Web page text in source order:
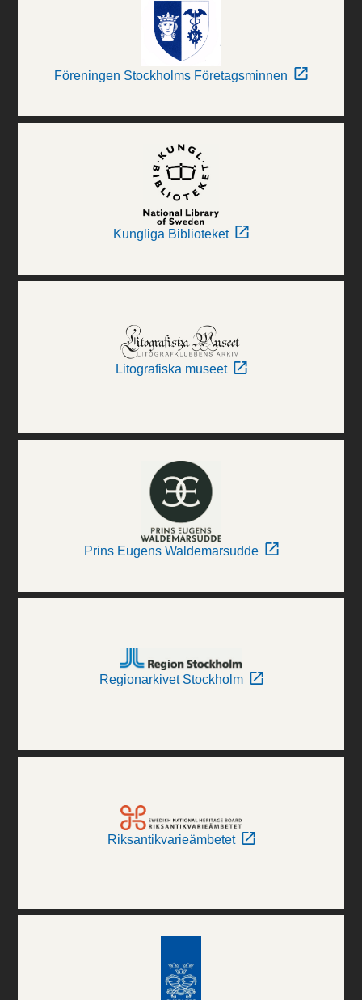
Föreningen Stockholms Företagsminnen
Kungliga Biblioteket
Litografiska museet
Prins Eugens Waldemarsudde
Regionarkivet Stockholm
Riksantikvarieämbetet